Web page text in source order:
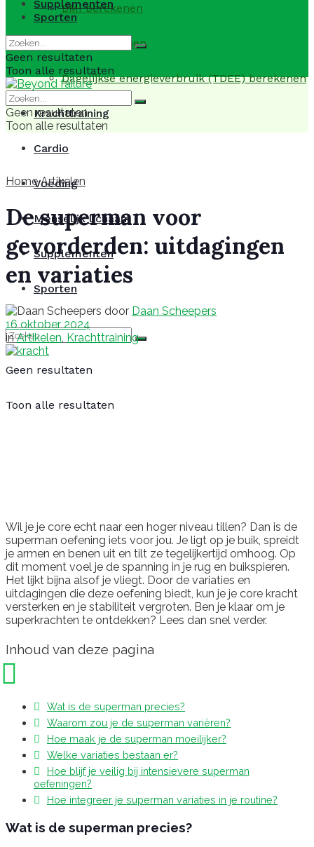
BMI berekenen
BMR berekenen
Dagelijkse energieverbruik (TDEE) berekenen
Krachttraining
Cardio
Voeding
Menselijk lichaam
Supplementen
Sporten
Geen resultaten
Toon alle resultaten
Supplementen
Sporten
Geen resultaten
Toon alle resultaten
Geen resultaten
Toon alle resultaten
Home Artikelen
De superman voor
gevorderden: uitdagingen
en variaties
door Daan Scheepers
16 oktober 2024
in Artikelen, Krachttraining
Wil je je core echt naar een hoger niveau tillen? Dan is de
superman oefening iets voor jou. Je ligt op je buik, spreidt
je armen en benen uit en tilt ze tegelijkertijd omhoog. Op
dit moment voel je de spanning in je rug en buikspieren.
Het lijkt bijna alsof je vliegt. Door de variaties en
uitdagingen die deze oefening biedt, kun je je core kracht
versterken en je stabiliteit vergroten. Ben je klaar om je
superkrachten te ontdekken? Lees dan snel verder.
Inhoud van deze pagina
Wat is de superman precies?
Waarom zou je de superman variëren?
Hoe maak je de superman moeilijker?
Welke variaties bestaan er?
Hoe blijf je veilig bij intensievere superman
oefeningen?
Hoe integreer je superman variaties in je routine?
Wat is de superman precies?